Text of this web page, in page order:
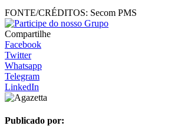
FONTE/CRÉDITOS: Secom PMS
Compartilhe
Facebook
Twitter
Whatsapp
Telegram
LinkedIn
Publicado por: